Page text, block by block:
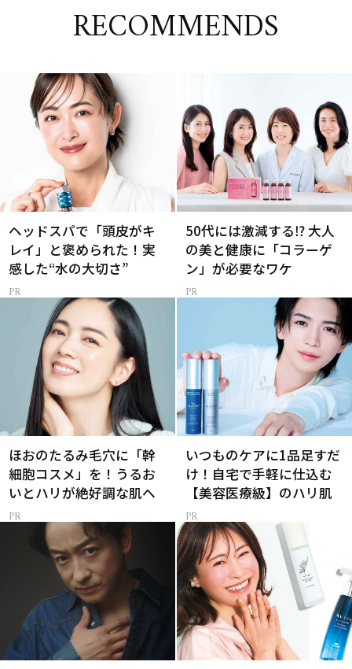
RECOMMENDS
ヘッドスパで「頭皮がキ
レイ」と褒められた！実
感した“水の大切さ”
50代には激減する⁉ 大人
の美と健康に「コラーゲ
ン」が必要なワケ
ほおのたるみ毛穴に「幹
細胞コスメ」を！うるお
いとハリが絶好調な肌へ
いつものケアに1品足すだ
け！自宅で手軽に仕込む
【美容医療級】のハリ肌